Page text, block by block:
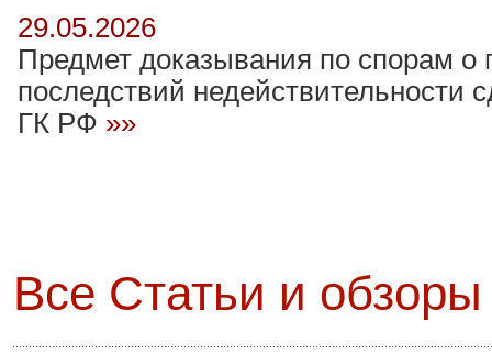
29.05.2026
Предмет доказывания по спорам о
последствий недействительности
ГК РФ »»
Все Статьи и